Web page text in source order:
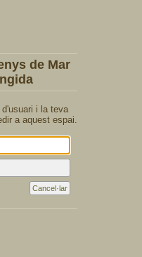
de Mar
i la teva
a aquest espai.